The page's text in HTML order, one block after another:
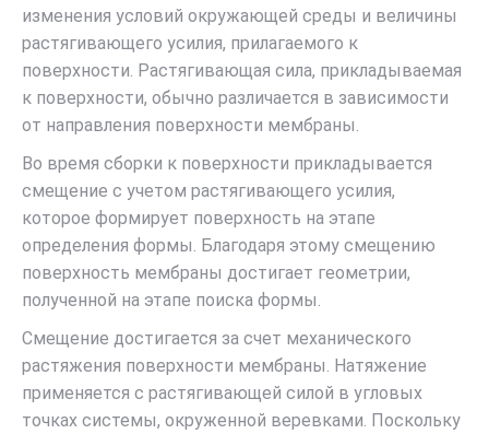
изменения условий окружающей среды и величины
растягивающего усилия, прилагаемого к
поверхности. Растягивающая сила, прикладываемая
к поверхности, обычно различается в зависимости
от направления поверхности мембраны.
Во время сборки к поверхности прикладывается
смещение с учетом растягивающего усилия,
которое формирует поверхность на этапе
определения формы. Благодаря этому смещению
поверхность мембраны достигает геометрии,
полученной на этапе поиска формы.
Смещение достигается за счет механического
растяжения поверхности мембраны. Натяжение
применяется с растягивающей силой в угловых
точках системы, окруженной веревками. Поскольку